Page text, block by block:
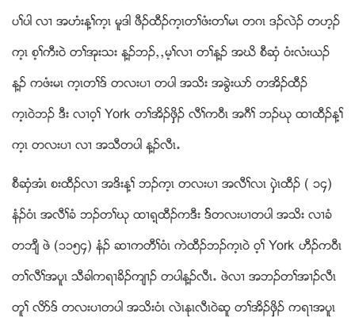
ပႈပါ လ႕ အဟံးန႔ႈက့ၚ မူဒါ ဖီဥထီဥက့ၚတႈဖံးတႈမၚ တဂၚ ဒဥလဲဥ တဟ့ဥ
က့ၚ စ့ႈကီး၀ဲ တႈအုးသး န႔ဥဘဥယယမ့ႈလ႕ တႈန႔ဥ အဃိ စီဆွံ ၀ံးလံးဎဥ
န႔ဥ ကဖံးမၚ က့ၚတႈဒ္ တလးပ႕ တပါ အသိး အခြဲးဎဏ တအိဥထီဥ
က့ၚ၀ဲဘဥ ဒီး လ႕၀့ႈ York တႈအိဥဖွွိဥ လီႈက၀ီၚ အဂီႈ ဘဥဃု ထ႕ထီဥန႔ႈ
က့ၚ တလးပ႕ လ႕ အသီတပါ န႔ဥလီၚ’
စီဆွံအံၚ စးထီဥလ႕ အဒိးန႔ႈ ဘဥက့ၚ တလးပ႕ အလီႈလၚ ပွွဲၚထီဥ ( ၁၄)
နံဥ၀ံၚ အလီႈခံ ဘဥတႈဃု ထ႕ရ့ထီဥကဒီး ဒ္္တလးပ႕တပါ အသိး လ႕ခံ
တဘ်ီ ဖဲ (၁၁၅၄) နံဥ ဆ႕ကတီႈ၀ံၚ ကဲထီဥဘဥက့ၚ၀ဲ ၀့ႈ York ဟီဥက၀ီၚ
တႈလီႈအပူၚ သီခါကရ႕ခိဥက်႕ဥ တပါန႔ဥလီၚ’ ဖဲလ႕ အဘဥတႈအ႕ဥလီၚ
တူႈ လိဏဒ္ တလးပ႕တပါ အသိး၀ံၚ လဲၚႏုၚလီၚ၀ဲဆူ တႈအိဥဖွွိဥ ကရ႕အပူၚ